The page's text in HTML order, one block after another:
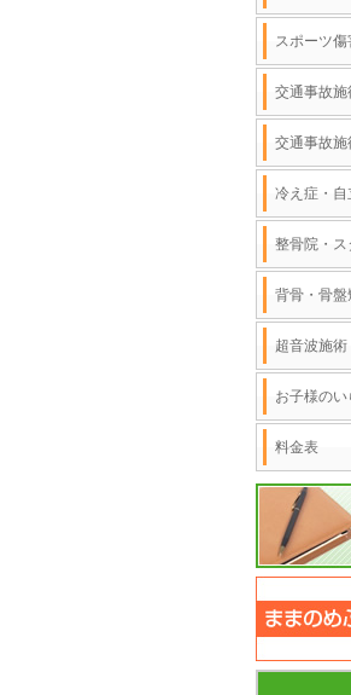
スポーツ傷
交通事故施
交通事故施
冷え症・自
整骨院・
背骨・骨盤
超音波施術
お子様の
料金表